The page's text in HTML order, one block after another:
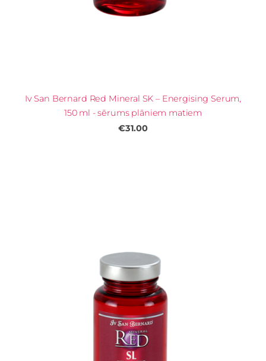
Iv San Bernard Red Mineral SK – Energising Serum,
150 ml - sērums plāniem matiem
€31.00